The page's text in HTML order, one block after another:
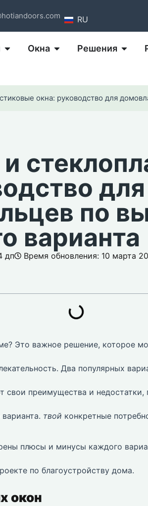
RU
Окна Решения
окна: руководство для
для
по
варианта
дп Время обновления: 10 марта
Это важное решение, которое
Два популярных
свои преимущества и
твой конкретные
плюсы и минусы каждого
по благоустройству дома.
окон